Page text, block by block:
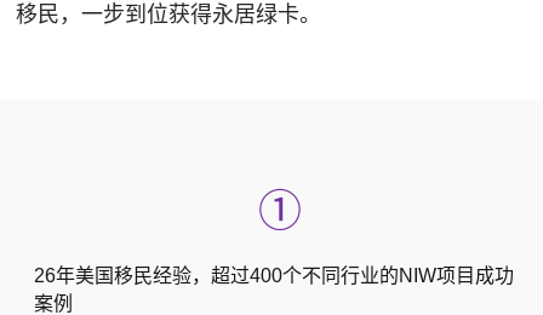
移民，一步到位获得永居绿卡。
①
26年美国移民经验，超过400个不同行业的NIW项目成功
案例